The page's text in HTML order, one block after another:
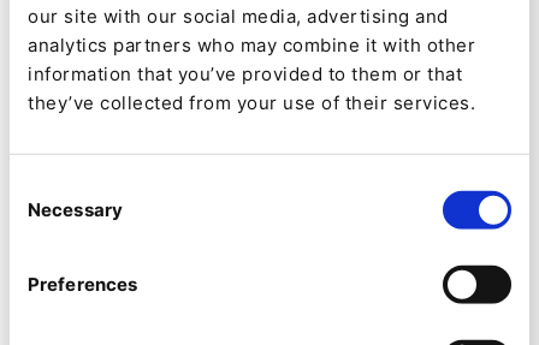
our site with our social media, advertising and
analytics partners who may combine it with other
information that you’ve provided to them or that
they’ve collected from your use of their services.
Selection
Necessary
Preferences
Con las actualizaciones LTS, nuestros clientes
pueden seguir siendo competitivos integrando
LTS están diseñadas para mejorar la plataforma
sobre Ibexa DXP, pero no te obligan a